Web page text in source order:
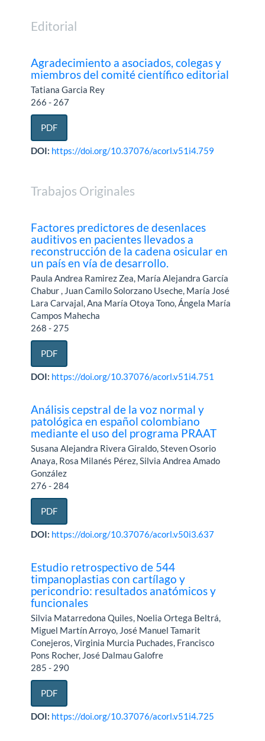
Editorial
Agradecimiento a asociados, colegas y
miembros del comité científico editorial
Tatiana Garcia Rey
266 - 267
PDF
DOI: https://doi.org/10.37076/acorl.v51i4.759
Trabajos Originales
Factores predictores de desenlaces
auditivos en pacientes llevados a
reconstrucción de la cadena osicular en
un país en vía de desarrollo.
Paula Andrea Ramirez Zea, María Alejandra García
Chabur , Juan Camilo Solorzano Useche, María José
Lara Carvajal, Ana María Otoya Tono, Ángela María
Campos Mahecha
268 - 275
PDF
DOI: https://doi.org/10.37076/acorl.v51i4.751
Análisis cepstral de la voz normal y
patológica en español colombiano
mediante el uso del programa PRAAT
Susana Alejandra Rivera Giraldo, Steven Osorio
Anaya, Rosa Milanés Pérez, Silvia Andrea Amado
González
276 - 284
PDF
DOI: https://doi.org/10.37076/acorl.v50i3.637
Estudio retrospectivo de 544
timpanoplastias con cartílago y
pericondrio: resultados anatómicos y
funcionales
Silvia Matarredona Quiles, Noelia Ortega Beltrá,
Miguel Martín Arroyo, José Manuel Tamarit
Conejeros, Virginia Murcia Puchades, Francisco
Pons Rocher, José Dalmau Galofre
285 - 290
PDF
DOI: https://doi.org/10.37076/acorl.v51i4.725